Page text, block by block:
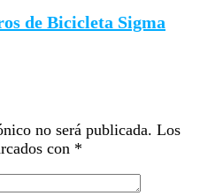
de Bicicleta Sigma
no será publicada. Los
con *